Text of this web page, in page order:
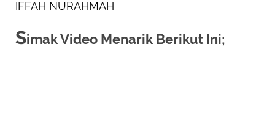
IFFAH NURAHMAH
Simak Video Menarik Berikut Ini;